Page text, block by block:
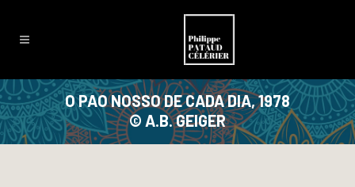
O PAO NOSSO DE CADA DIA, 1978
© A.B. GEIGER